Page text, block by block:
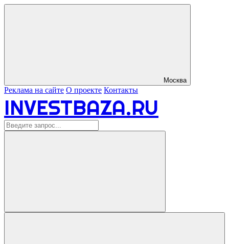
Москва
Реклама на сайте О проекте Контакты
INVESTBAZA.RU